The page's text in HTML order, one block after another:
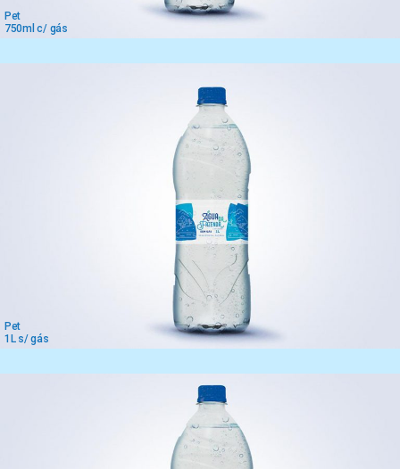
Pet
750ml c/ gás
Pet
1L s/ gás